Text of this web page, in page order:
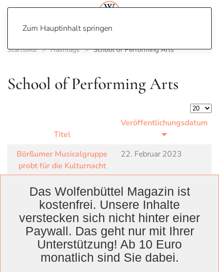
Zum Hauptinhalt springen
Startseite Hashtags School of Performing Arts
School of Performing Arts
Titel
Veröffentlichungsdatum
Börßumer Musicalgruppe
probt für die Kulturnacht
22. Februar 2023
WolfenbüttelLandkreis
WolfenbüttelLessingtheater Ausstellung
Das Wolfenbüttel Magazin ist
kostenfrei. Unsere Inhalte
verstecken sich nicht hinter einer
Paywall. Das geht nur mit Ihrer
Unterstützung! Ab 10 Euro
monatlich sind Sie dabei.